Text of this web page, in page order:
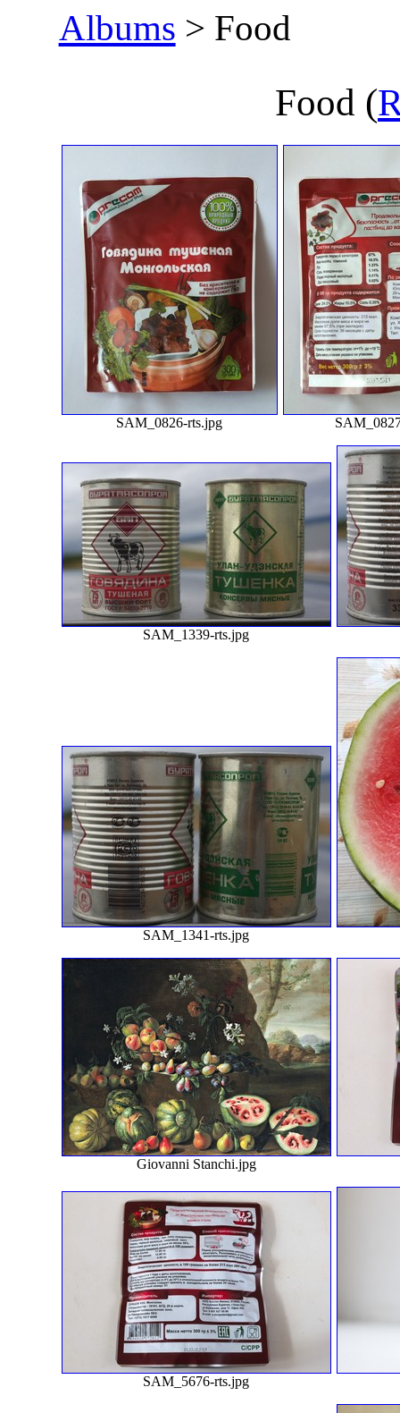
Albums > Food
Food (
SAM_0826-rts.jpg
SAM_1339-rts.jpg
SAM_1341-rts.jpg
Giovanni Stanchi.jpg
SAM_5676-rts.jpg